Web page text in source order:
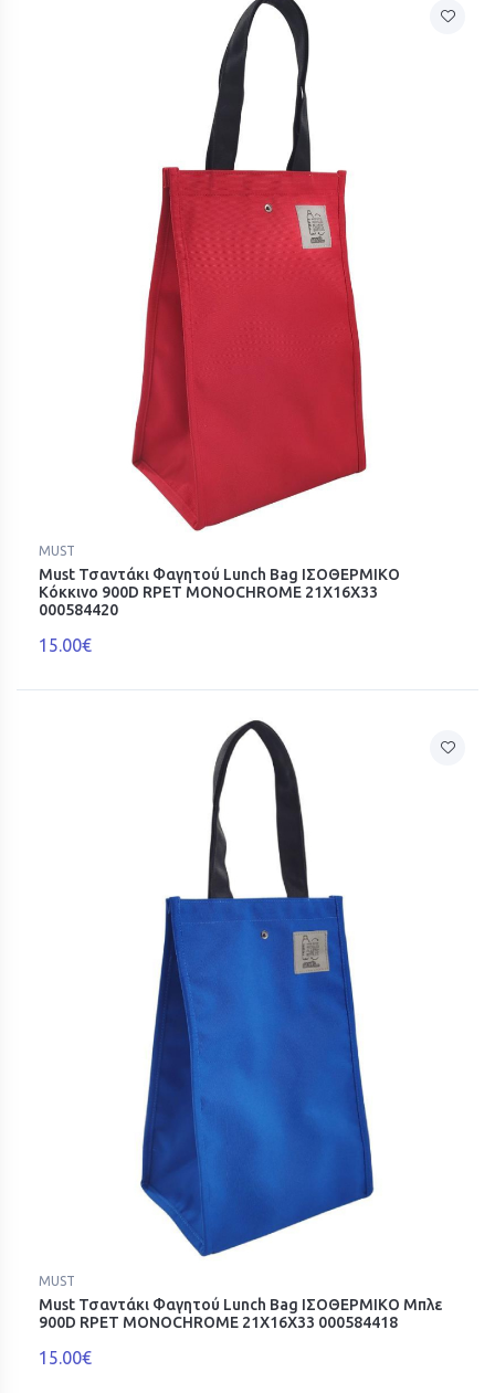
MUST
Must Τσαντάκι Φαγητού Lunch Bag ΙΣΟΘΕΡΜΙΚΟ
Κόκκινο 900D RPET MONOCHROME 21Χ16Χ33
000584420
15.00€
MUST
Must Τσαντάκι Φαγητού Lunch Bag ΙΣΟΘΕΡΜΙΚΟ Μπλε
900D RPET MONOCHROME 21Χ16Χ33 000584418
15.00€